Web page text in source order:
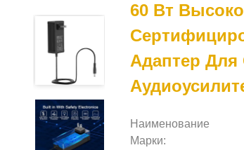
60 Вт
Адаптер
Наименование
Марки: